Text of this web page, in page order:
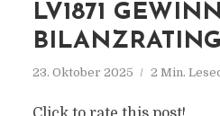
LV1871
23. Oktober 2025 2 Min.